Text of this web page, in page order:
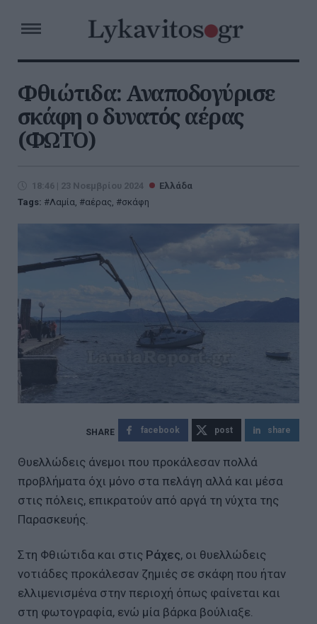
Φθιώτιδα: Αναποδογύρισε
σκάφη ο δυνατός αέρας
(ΦΩΤΟ)
18:46 | 23 Νοεμβρίου 2024
Ελλάδα
Tags:
Λαμία, αέρας, σκάφη
facebook post share
Θυελλώδεις άνεμοι που προκάλεσαν πολλά
προβλήματα όχι μόνο στα πελάγη αλλά και μέσα
στις πόλεις, επικρατούν από αργά τη νύχτα της
Παρασκευής.
Στη Φθιώτιδα και στις Ράχες, οι θυελλώδεις
νοτιάδες προκάλεσαν ζημιές σε σκάφη που ήταν
ελλιμενισμένα στην περιοχή όπως φαίνεται και
στη φωτογραφία, ενώ μία βάρκα βούλιαξε.